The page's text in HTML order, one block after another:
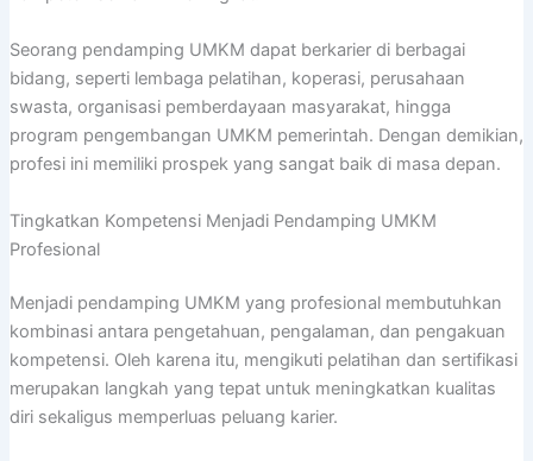
Seorang pendamping UMKM dapat berkarier di berbagai
bidang, seperti lembaga pelatihan, koperasi, perusahaan
swasta, organisasi pemberdayaan masyarakat, hingga
program pengembangan UMKM pemerintah. Dengan demikian,
profesi ini memiliki prospek yang sangat baik di masa depan.
Tingkatkan Kompetensi Menjadi Pendamping UMKM
Profesional
Menjadi pendamping UMKM yang profesional membutuhkan
kombinasi antara pengetahuan, pengalaman, dan pengakuan
kompetensi. Oleh karena itu, mengikuti pelatihan dan sertifikasi
merupakan langkah yang tepat untuk meningkatkan kualitas
diri sekaligus memperluas peluang karier.